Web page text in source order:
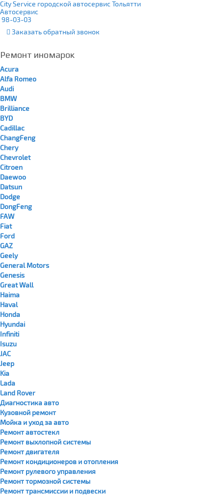
City Service городской автосервис Тольятти
Автосервис
98-03-03
Заказатьобратный звонок
Ремонт иномарок
Acura
Alfa Romeo
Audi
BMW
Brilliance
BYD
Cadillac
ChangFeng
Chery
Chevrolet
Citroen
Daewoo
Datsun
Dodge
DongFeng
FAW
Fiat
Ford
GAZ
Geely
General Motors
Genesis
Great Wall
Haima
Haval
Honda
Hyundai
Infiniti
Isuzu
JAC
Jeep
Kia
Lada
Land Rover
Диагностика авто
Кузовной ремонт
Мойка и уход за авто
Ремонт автостекл
Ремонт выхлопной системы
Ремонт двигателя
Ремонт кондиционеров и отопления
Ремонт рулевого управления
Ремонт тормозной системы
Ремонт трансмиссии и подвески